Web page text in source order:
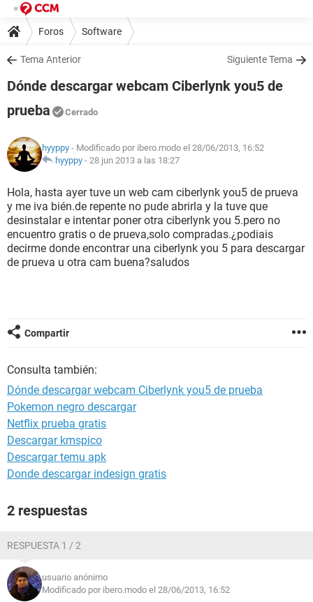
Foros Software
Tema Anterior Siguiente Tema
Dónde descargar webcam Ciberlynk you5 de
prueba
Cerrado
hyyppy - Modificado por ibero.modo el 28/06/2013, 16:52
hyyppy - 28 jun 2013 a las 18:27
Hola, hasta ayer tuve un web cam ciberlynk you5 de prueva
y me iva bién.de repente no pude abrirla y la tuve que
desinstalar e intentar poner otra ciberlynk you 5.pero no
encuentro gratis o de prueva,solo compradas.¿podiais
decirme donde encontrar una ciberlynk you 5 para descargar
de prueva u otra cam buena?saludos
Compartir
Consulta también:
Dónde descargar webcam Ciberlynk you5 de prueba
Pokemon negro descargar
Netflix prueba gratis
Descargar kmspico
Descargar temu apk
Donde descargar indesign gratis
2 respuestas
RESPUESTA 1 / 2
usuario anónimo
Modificado por ibero.modo el 28/06/2013, 16:52